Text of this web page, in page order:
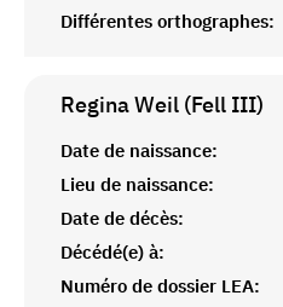
Différentes orthographes:
Regina Weil (Fell III)
Date de naissance:
Lieu de naissance:
Date de décès:
Décédé(e) à:
Numéro de dossier LEA: